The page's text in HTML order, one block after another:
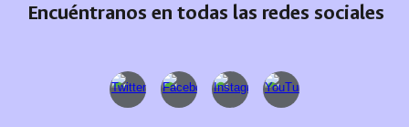
Encuéntranos en todas las redes sociales